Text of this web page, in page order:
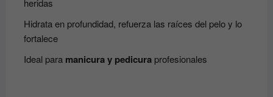
heridas
Hidrata en profundidad, refuerza las raíces del pelo y lo
fortalece
Ideal para manicura y pedicuraprofesionales